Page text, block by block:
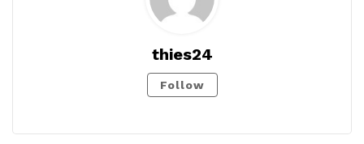
thies24
Follow